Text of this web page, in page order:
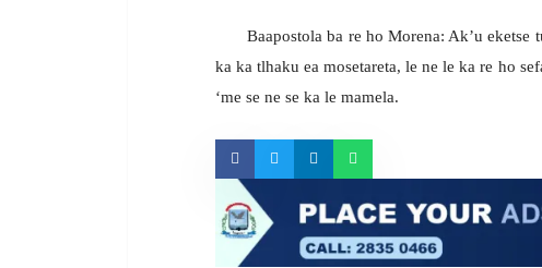
Baapostola ba re ho Morena: Ak’u eketse
ka ka tlhaku ea mosetareta, le ne le ka re ho
‘me se ne se ka le mamela.